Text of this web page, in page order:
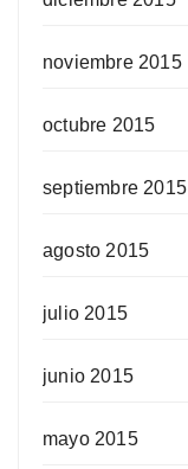
noviembre 2015
octubre 2015
septiembre 2015
agosto 2015
julio 2015
junio 2015
mayo 2015